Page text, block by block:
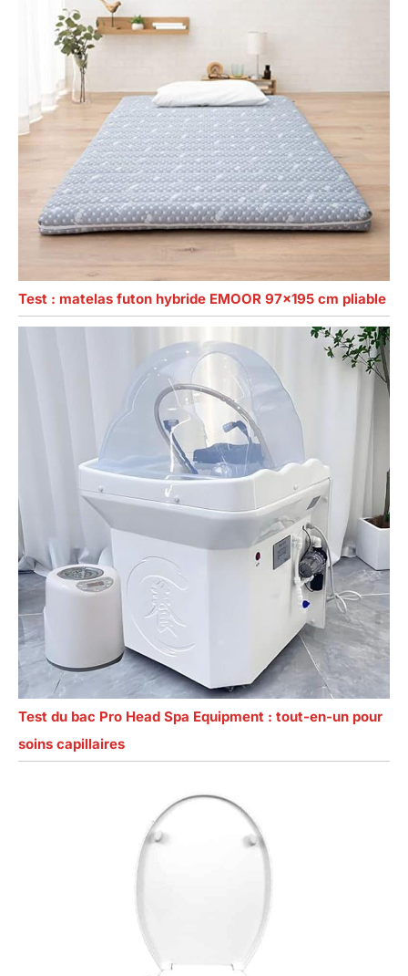
Test : matelas futon hybride EMOOR 97×195 cm pliable
Test du bac Pro Head Spa Equipment : tout-en-un pour
soins capillaires